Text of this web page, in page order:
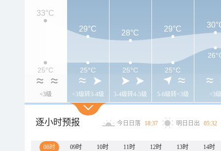
<3级 <3级转3-4级 3-4级转4-5级 5-6级转<3级 <3级
33°C
29°C
28°C 29°C
25°C 25°C 25°C 25°C
逐小时预报 今日日落 18:37 明日日出 05:32
08时 09时 10时 11时 12时 13时 14时